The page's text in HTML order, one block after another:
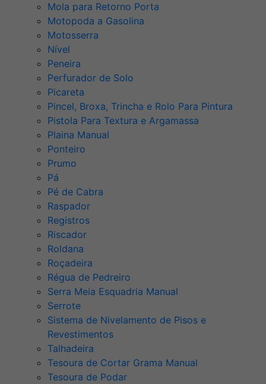
Mola para Retorno Porta
Motopoda a Gasolina
Motosserra
Nível
Peneira
Perfurador de Solo
Picareta
Pincel, Broxa, Trincha e Rolo Para Pintura
Pistola Para Textura e Argamassa
Plaina Manual
Ponteiro
Prumo
Pá
Pé de Cabra
Raspador
Registros
Riscador
Roldana
Roçadeira
Régua de Pedreiro
Serra Meia Esquadria Manual
Serrote
Sistema de Nivelamento de Pisos e
Revestimentos
Talhadeira
Tesoura de Cortar Grama Manual
Tesoura de Podar